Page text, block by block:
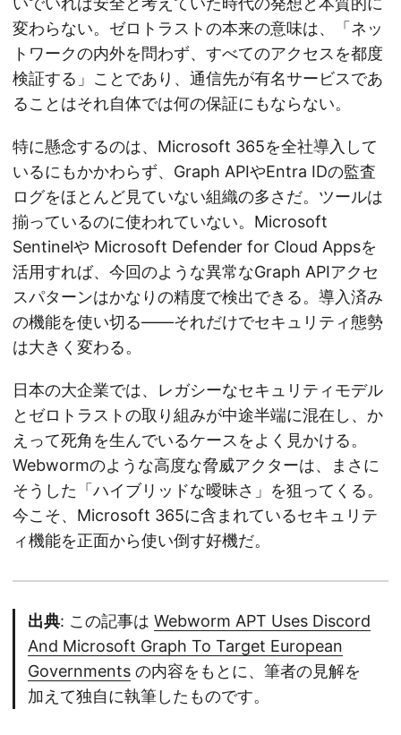
変わらない。ゼロトラストの本来の意味は、「ネッ
トワークの内外を問わず、すべてのアクセスを都度
検証する」ことであり、通信先が有名サービスであ
ることはそれ自体では何の保証にもならない。
特に懸念するのは、Microsoft 365を全社導入して
いるにもかかわらず、Graph APIやEntra IDの監査
ログをほとんど見ていない組織の多さだ。ツールは
揃っているのに使われていない。Microsoft
Sentinelや Microsoft Defender for Cloud Appsを
活用すれば、今回のような異常なGraph APIアクセ
スパターンはかなりの精度で検出できる。導入済み
の機能を使い切る——それだけでセキュリティ態勢
は大きく変わる。
日本の大企業では、レガシーなセキュリティモデル
とゼロトラストの取り組みが中途半端に混在し、か
えって死角を生んでいるケースをよく見かける。
Webwormのような高度な脅威アクターは、まさに
そうした「ハイブリッドな曖昧さ」を狙ってくる。
今こそ、Microsoft 365に含まれているセキュリテ
ィ機能を正面から使い倒す好機だ。
出典: この記事は Webworm APT Uses Discord
And Microsoft Graph To Target European
Governments の内容をもとに、筆者の見解を
加えて独自に執筆したものです。